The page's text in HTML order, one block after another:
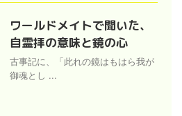
ワールドメイトで聞いた、
自霊拝の意味と鏡の心
古事記に、「此れの鏡はもはら我が
御魂とし ...